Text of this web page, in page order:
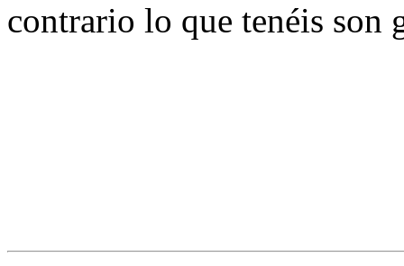
contrario lo que tenéis son